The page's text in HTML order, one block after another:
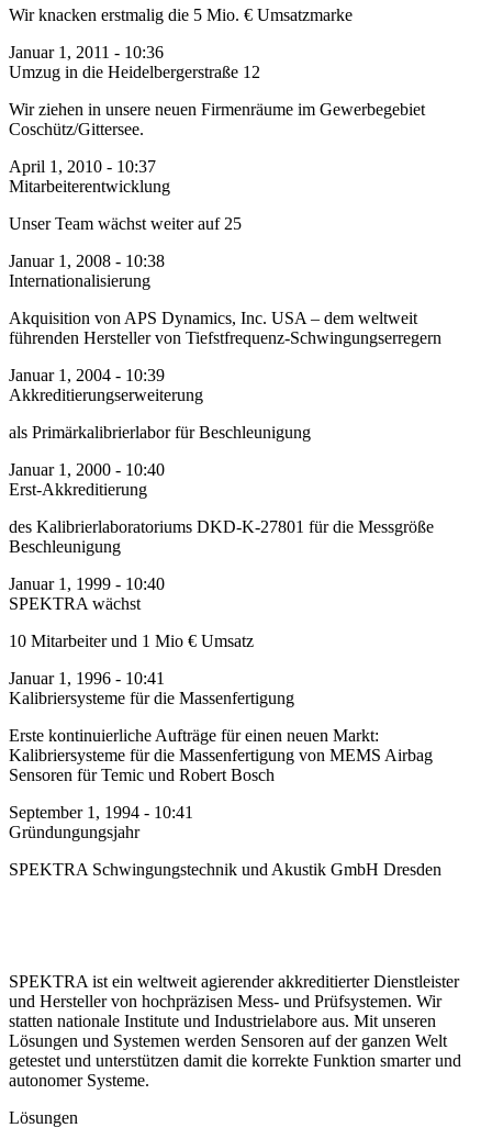
Wir knacken erstmalig die 5 Mio. € Umsatzmarke
Januar 1, 2011 - 10:36
Umzug in die Heidel­berger­straße 12
Wir ziehen in unsere neuen Firmenräume im Gewerbegebiet
Coschütz/Gittersee.
April 1, 2010 - 10:37
Mitarbeiter­ent­wicklung
Unser Team wächst weiter auf 25
Januar 1, 2008 - 10:38
Inter­nationali­sierung
Akquisition von APS Dynamics, Inc. USA – dem weltweit
führenden Hersteller von Tiefst­frequenz-Schwingungs­erregern
Januar 1, 2004 - 10:39
Akkreditierungs­erweiterung
als Primärkalibrierlabor für Beschleunigung
Januar 1, 2000 - 10:40
Erst-Akkreditierung
des Kalibrierlaboratoriums DKD-K-27801 für die Messgröße
Beschleunigung
Januar 1, 1999 - 10:40
SPEKTRA wächst
10 Mitarbeiter und 1 Mio € Umsatz
Januar 1, 1996 - 10:41
Kalibrier­systeme für die Massen­fertigung
Erste kontinuierliche Aufträge für einen neuen Markt:
Kalibriersysteme für die Massenfertigung von MEMS Airbag
Sensoren für Temic und Robert Bosch
September 1, 1994 - 10:41
Gründungungsjahr
SPEKTRA Schwingungs­technik und Akustik GmbH Dresden
SPEKTRA ist ein weltweit agierender akkreditierter Dienstleister
und Hersteller von hochpräzisen Mess- und Prüfsystemen. Wir
statten nationale Institute und Industrielabore aus. Mit unseren
Lösungen und Systemen werden Sensoren auf der ganzen Welt
getestet und unterstützen damit die korrekte Funktion smarter und
autonomer Systeme.
Lösungen